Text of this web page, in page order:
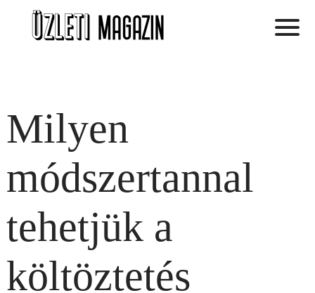
Milyen
módszertannal
tehetjük a
költöztetés